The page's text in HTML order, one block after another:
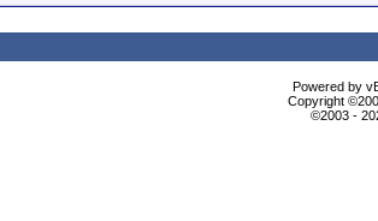
Powered by
Copyright
©2003 -